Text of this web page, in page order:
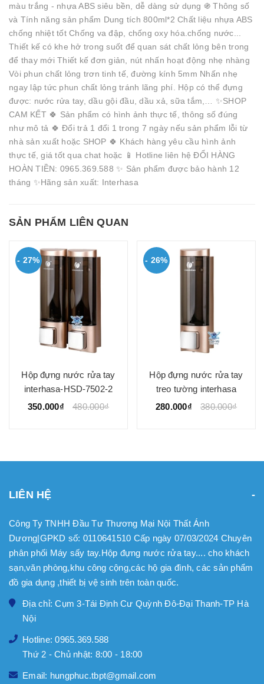
màu trắng - nhựa ABS siêu bền, dễ dàng sử dụng ֍ Thông số
và Tính năng sản phẩm Dung tích 800ml*2 Chất liệu nhựa ABS
chống nhiệt tốt Chống va đập, chống oxy hóa.chống nước...
Thiết kế có khe hở trong suốt để quan sát chất lỏng bên trong
để thay mới Thiết kế đơn giản, nút nhấn hoạt động nhẹ nhàng
Vòi phun chất lỏng trơn tinh tế, đường kính 5mm Nhấn nhẹ
ngay lập tức phun chất lỏng tránh lãng phí. Hộp có thể đựng
được: nước rửa tay, dầu gội đầu, dầu xả, sữa tắm,… ✨SHOP
CAM KẾT 🍀 Sản phẩm có hình ảnh thực tế, thông số đúng
như mô tả 🍀 Đổi trả 1 đổi 1 trong 7 ngày nếu sản phẩm lỗi từ
nhà sản xuất hoặc SHOP 🍀 Khách hàng yêu cầu hình ảnh
thực tế, giá tốt qua chat hoặc 📱 Hotline liên hệ ĐỔI HÀNG
HOÀN TIỀN: 0965.369.588 ✨ Sản phẩm được bảo hành 12
tháng ✨Hãng sản xuất: Interhasa
SẢN PHẨM LIÊN QUAN
- 27%
Hộp đựng nước rửa tay
interhasa-HSD-7502-2
350.000₫
480.000₫
- 26%
Hộp đựng nước rửa tay
treo tường interhasa
280.000₫
380.000₫
LIÊN HỆ
Công Ty TNHH Đầu Tư Thương Mại Nội Thất Ánh
Dương|GPKD số: 0110641510 Cấp ngày 07/03/2024 Chuyên
phân phối Máy sấy tay.Hộp đựng nước rửa tay.... cho khách
sạn,văn phòng,khu công cộng,các hộ gia đình, các sản phẩm
đồ gia dụng ,thiết bị vệ sinh trên toàn quốc.
Địa chỉ: Cụm 3-Tái Định Cư Quỳnh Đô-Đại Thanh-TP Hà
Nội
Hotline: 0965.369.588
Thứ 2 - Chủ nhật: 8:00 - 18:00
Email: hungphuc.tbpt@gmail.com